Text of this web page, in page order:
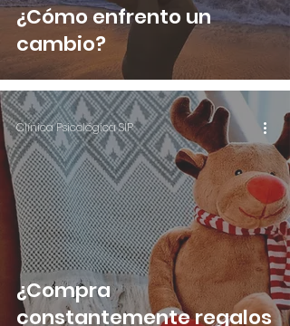
¿Cómo enfrento un
cambio?
¿Compra
constantemente regalos
Clínica Psicológica SIP